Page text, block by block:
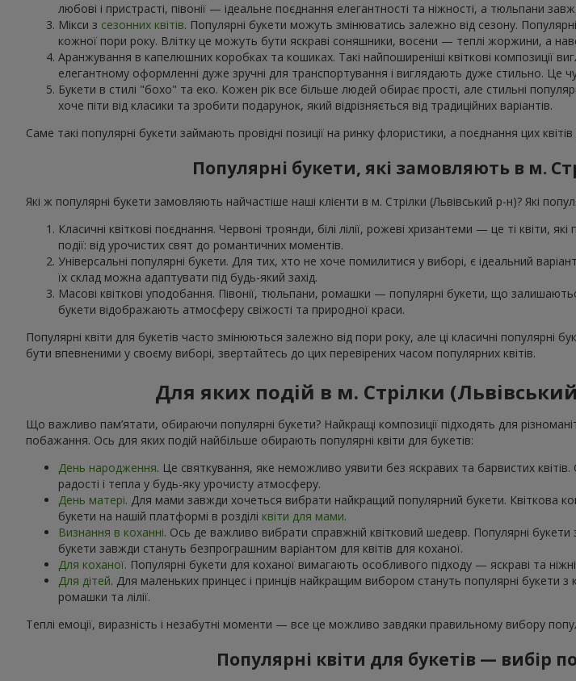
любові і пристрасті, півонії — ідеальне поєднання елегантності та ніжності, а тюльпани
Мікси з сезонних квітів. Популярні букети можуть змінюватись залежно від сезону.
кожної пори року. Влітку це можуть бути яскраві соняшники, восени — теплі жоржини, а
Аранжування в капелюшних коробках та кошиках. Такі найпоширеніші квіткові композиції
елегантному оформленні дуже зручні для транспортування і виглядають дуже стильно. Це
Букети в стилі "бохо" та еко. Кожен рік все більше людей обирає прості, але стильні
хоче піти від класики та зробити подарунок, який відрізняється від традиційних варіантів.
Саме такі популярні букети займають провідні позиції на ринку флористики, а поєднання цих
Популярні букети, які замовляють в м.
Які ж популярні букети замовляють найчастіше наші клієнти в м. Стрілки (Львівський р-н)? Які
Класичні квіткові поєднання. Червоні троянди, білі лілії, рожеві хризантеми — це ті квіти,
події: від урочистих свят до романтичних моментів.
Універсальні популярні букети. Для тих, хто не хоче помилитися у виборі, є ідеальний
їх склад можна адаптувати під будь-який захід.
Масові квіткові уподобання. Півонії, тюльпани, ромашки — популярні букети, що
букети відображають атмосферу свіжості та природної краси.
Популярні квіти для букетів часто змінюються залежно від пори року, але ці класичні
бути впевненими у своєму виборі, звертайтесь до цих перевірених часом популярних квітів.
Для яких подій в м. Стрілки
Що важливо пам’ятати, обираючи популярні букети? Найкращі композиції підходять для
побажання. Ось для яких подій найбільше обирають популярні квіти для букетів:
День народження. Це святкування, яке неможливо уявити без яскравих та барвистих
радості і тепла у будь-яку урочисту атмосферу.
День матері. Для мами завжди хочеться вибрати найкращий популярний букети. Квіткова
букети на нашій платформі в розділі квіти для мами.
Визнання в коханні. Ось де важливо вибрати справжній квітковий шедевр. Популярні
букети завжди стануть безпрограшним варіантом для квітів для коханої.
Для коханої. Популярні букети для коханої вимагають особливого підходу — яскраві та
Для дітей. Для маленьких принцес і принців найкращим вибором стануть популярні букети
ромашки та лілії.
Теплі емоції, виразність і незабутні моменти — все це можливо завдяки правильному вибору
Популярні квіти для букетів — вибір